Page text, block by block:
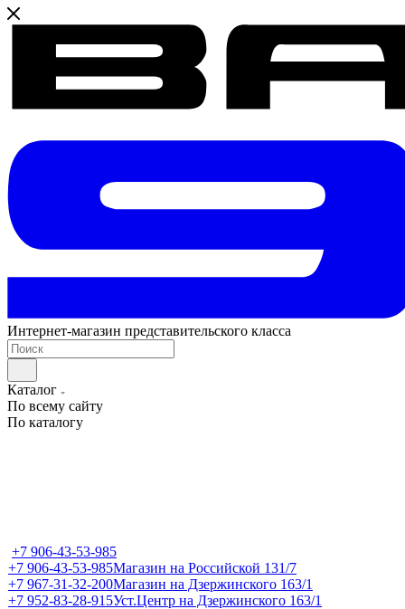
Интернет-магазин представительского класса
Каталог
По всему сайту
По каталогу
+7 906-43-53-985
+7 906-43-53-985Магазин на Российской 131/7
+7 967-31-32-200Магазин на Дзержинского 163/1
+7 952-83-28-915Уст.Центр на Дзержинского 163/1